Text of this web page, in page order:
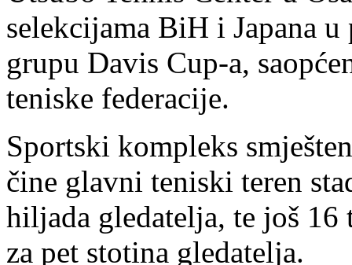
selekcijama BiH i Japana
grupu Davis Cup-a,
teniske federacije.
Sportski kompleks
čine glavni teniski teren
hiljada gledatelja, te još 16
za pet stotina gledatelja.